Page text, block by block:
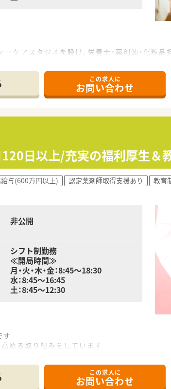
ケアスタジオを設け、栄養士・薬剤師・化粧
システム導入し、機械化をはかり薬剤師に求め
し（最高位の3段階目）」認定を取得していま
設ドラックでトップクラス！処方箋に触れら
)
校6年生まで可能(1日6時間勤務)
での再入社可能)
調剤薬局
す。
あまり教育を受けられなかった方も尚安心です
ログラムから構成されており、多種多様な教育
この求人に
お問い合わせ
日以上/充実の福利厚生＆
与(600万円以上) 認定薬剤師取得支援あり 教育
非公開
シフト制勤務
≪開局時間≫
月・火・木・金：8:45～18:30
水：8:45～16:45
土：8:45～12:30
す
める取り組みをしています
この求人に
お問い合わせ